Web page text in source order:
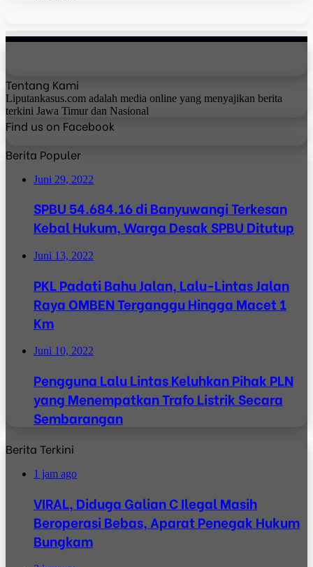
Tentang Kami
Liputankasus.com adalah media online yang menyajikan berita
terkini Jawa Timur dan Nasional
Find us on Facebook
Berita Populer
Juni 29, 2022
SPBU 54.684.16 di Banyuwangi Terkesan
Kebal Hukum, Warga Desak SPBU Ditutup
Juni 13, 2022
PKL Padati Bahu Jalan, Lalu-Lintas Jalan
Raya OMBEN Terganggu Hingga Macet 1
Km
Juni 10, 2022
Pengguna Lalu Lintas Keluhkan Pihak PLN
yang Menempatkan Trafo Listrik Secara
Sembarangan
Berita Terkini
1 jam ago
VIRAL, Diduga Galian C Ilegal Masih
Beroperasi Bebas, Aparat Penegak Hukum
Bungkam